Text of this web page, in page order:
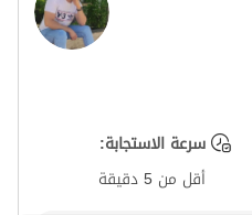
سرعة الاستجابة:
أقل من 5 دقيقة